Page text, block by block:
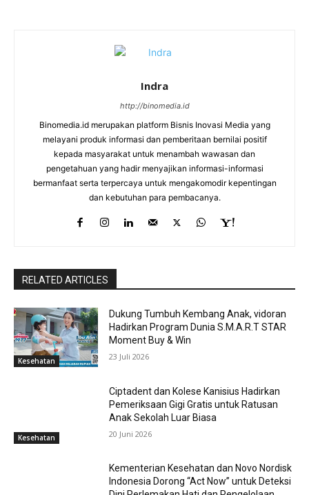
Indra
http://binomedia.id
Binomedia.id merupakan platform Bisnis Inovasi Media yang
melayani produk informasi dan pemberitaan bernilai positif
kepada masyarakat untuk menambah wawasan dan
pengetahuan yang hadir menyajikan informasi-informasi
bermanfaat serta terpercaya untuk mengakomodir kepentingan
dan kebutuhan para pembacanya.
RELATED ARTICLES
Kesehatan
Dukung Tumbuh Kembang Anak, vidoran
Hadirkan Program Dunia S.M.A.R.T STAR
Moment Buy & Win
23 Juli 2026
Kesehatan
Ciptadent dan Kolese Kanisius Hadirkan
Pemeriksaan Gigi Gratis untuk Ratusan
Anak Sekolah Luar Biasa
20 Juni 2026
Kementerian Kesehatan dan Novo Nordisk
Indonesia Dorong “Act Now” untuk Deteksi